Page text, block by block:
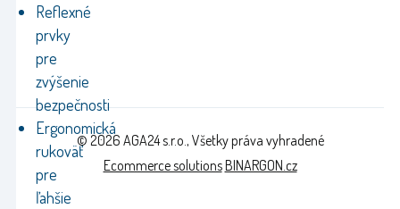
Reflexné
prvky
pre
zvýšenie
bezpečnosti
Ergonomická
rukoväť
pre
ľahšie
© 2026 AGA24 s.r.o., Všetky práva vyhradené
Ecommerce solutionsBINARGON.cz